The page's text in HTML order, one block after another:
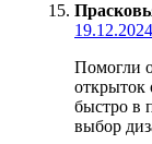
19.12.2024
Помогли
открыток
быстро в
выбор